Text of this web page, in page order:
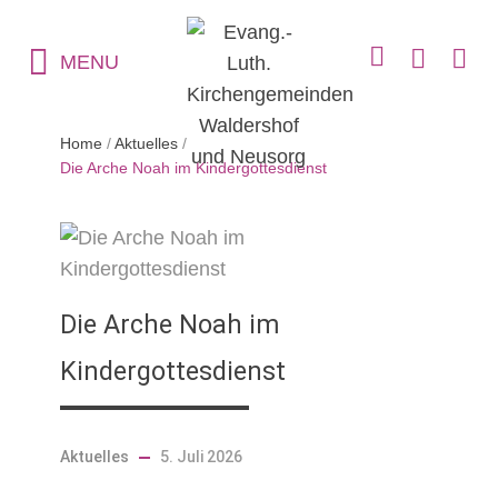
MENU
Home / Aktuelles /
Die Arche Noah im Kindergottesdienst
Die Arche Noah im
Kindergottesdienst
Aktuelles 5. Juli 2026